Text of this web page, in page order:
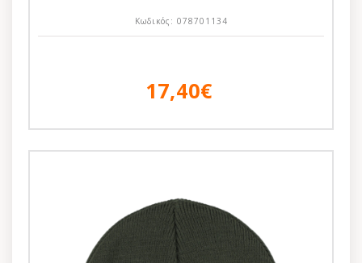
Κωδικός: 078701134
17,40€